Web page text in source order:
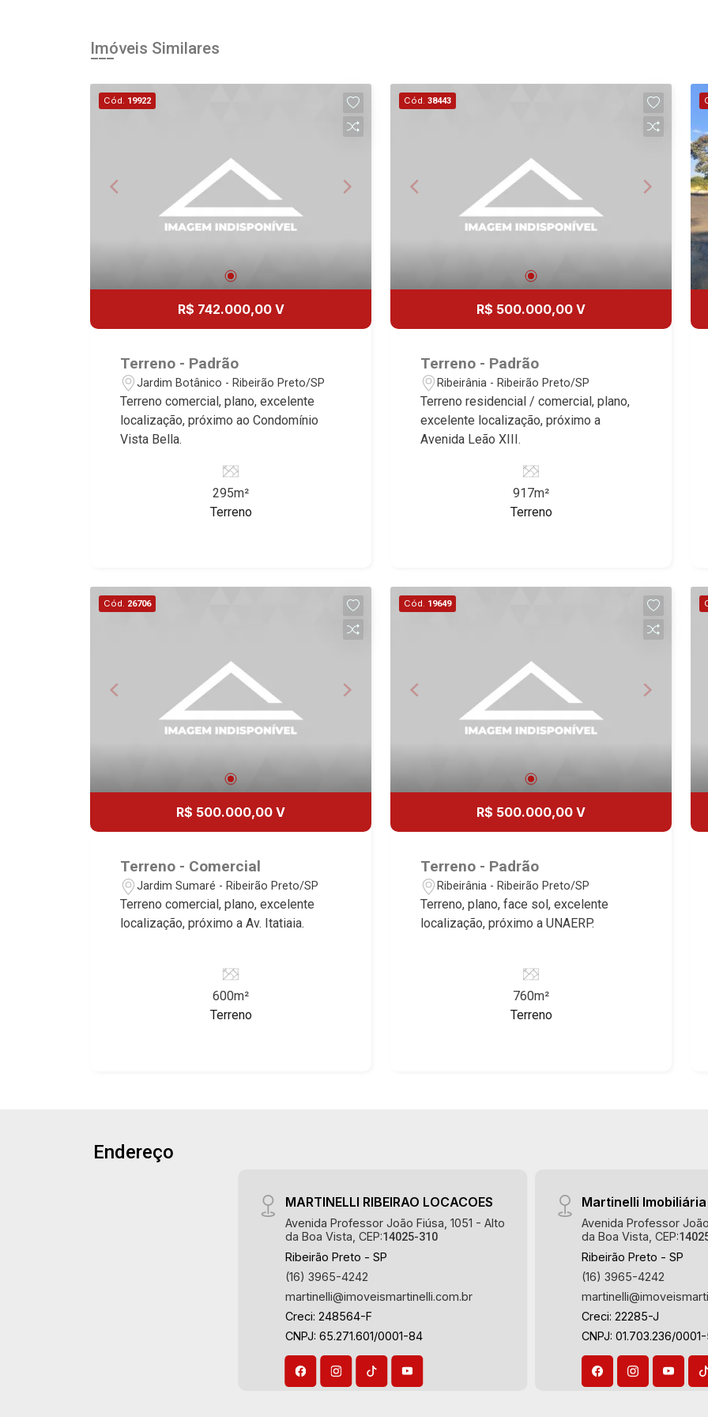
Imóveis Similares
Cód. 19922
R$ 742.000,00 V
Terreno - Padrão
Jardim Botânico - Ribeirão Preto/SP
Terreno comercial, plano, excelente
localização, próximo ao Condomínio
Vista Bella.
295m²
Terreno
Cód. 38443
R$ 500.000,00 V
Terreno - Padrão
Ribeirânia - Ribeirão Preto/SP
Terreno residencial / comercial, plano,
excelente localização, próximo a
Avenida Leão XIII.
917m²
Terreno
Cód. 26706
R$ 500.000,00 V
Terreno - Comercial
Jardim Sumaré - Ribeirão Preto/SP
Terreno comercial, plano, excelente
localização, próximo a Av. Itatiaia.
600m²
Terreno
Cód. 19649
R$ 500.000,00 V
Terreno - Padrão
Ribeirânia - Ribeirão Preto/SP
Terreno, plano, face sol, excelente
localização, próximo a UNAERP.
760m²
Terreno
Endereço
MARTINELLI RIBEIRAO LOCACOES
Avenida Professor João Fiúsa, 1051 - Alto
da Boa Vista, CEP:14025-310
Ribeirão Preto - SP
(16) 3965-4242
martinelli@imoveismartinelli.com.br
Creci: 248564-F
CNPJ: 65.271.601/0001-84
Martinelli Imobiliária
Avenida Professor
da Boa Vista, CEP:
Ribeirão Preto - SP
(16) 3965-4242
Creci: 22285-J
CNPJ: 01.703.236/